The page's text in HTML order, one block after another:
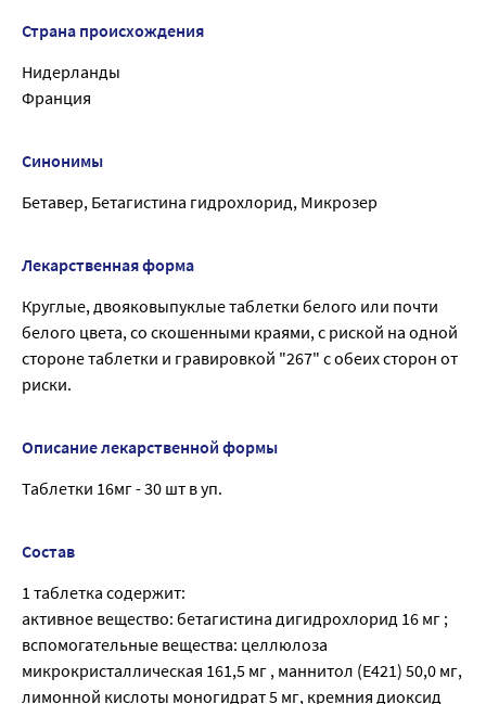
Страна происхождения
Нидерланды
Франция
Синонимы
Бетавер, Бетагистина гидрохлорид, Микрозер
Лекарственная форма
Круглые, двояковыпуклые таблетки белого или почти
белого цвета, со скошенными краями, с риской на одной
стороне таблетки и гравировкой "267" с обеих сторон от
риски.
Описание лекарственной формы
Таблетки 16мг - 30 шт в уп.
Состав
1 таблетка содержит:
активное вещество: бетагистина дигидрохлорид 16 мг ;
вспомогательные вещества: целлюлоза
микрокристаллическая 161,5 мг , маннитол (Е421) 50,0 мг,
лимонной кислоты моногидрат 5 мг, кремния диоксид